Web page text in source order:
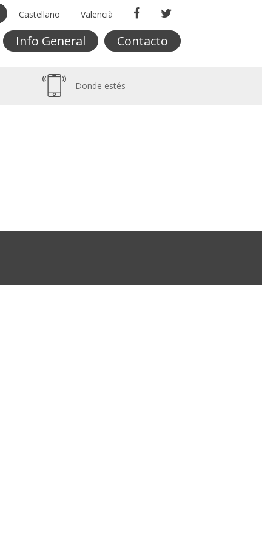
Castellano Valencià
Info General Contacto
Donde estés